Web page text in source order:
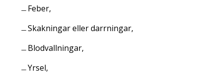
Feber,
Skakningar eller darrningar,
Blodvallningar,
Yrsel,